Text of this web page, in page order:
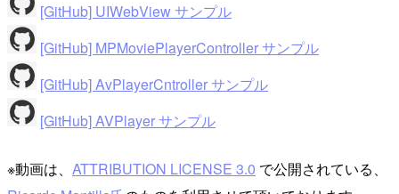
[GitHub] UIWebView サンプル
[GitHub] MPMoviePlayerController サンプル
[GitHub] AvPlayerCntroller サンプル
[GitHub] AVPlayer サンプル
※動画は、 ATTRIBUTION LICENSE 3.0 で公開されている、